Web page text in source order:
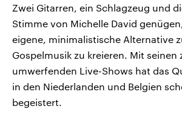
Zwei Gitarren, ein Schlagzeug und
Stimme von Michelle David
eigene, minimalistische Alternative
Gospelmusik zu kreieren. Mit seinen
umwerfenden Live-Shows hat das
in den Niederlanden und Belgien
begeistert.